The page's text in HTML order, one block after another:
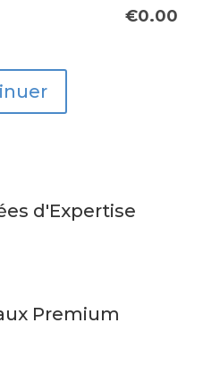
€0.00
d'Expertise
Premium